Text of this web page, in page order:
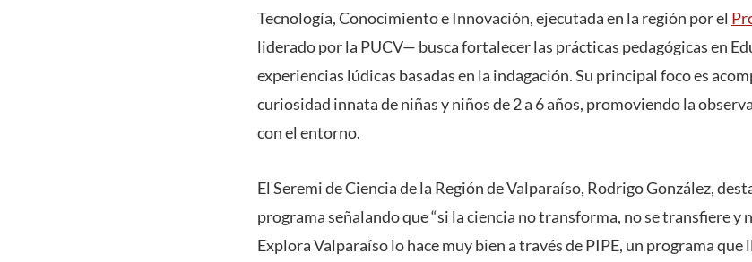
Tecnología, Conocimiento e Innovación, ejecutada en la región por el
liderado por la PUCV— busca fortalecer las prácticas pedagógicas en
experiencias lúdicas basadas en la indagación. Su principal foco es
curiosidad innata de niñas y niños de 2 a 6 años, promoviendo la
con el entorno.
El Seremi de Ciencia de la Región de Valparaíso, Rodrigo González,
programa señalando que “si la ciencia no transforma, no se transfiere y
Explora Valparaíso lo hace muy bien a través de PIPE, un programa que